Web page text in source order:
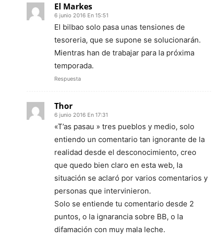
El Markes
6 junio 2016 En 15:51
El bilbao solo pasa unas tensiones de
tesoreria, que se supone se solucionarán.
Mientras han de trabajar para la próxima
temporada.
Respuesta
Thor
6 junio 2016 En 17:31
«T’as pasau » tres pueblos y medio, solo
entiendo un comentario tan ignorante de la
realidad desde el desconocimiento, creo
que quedo bien claro en esta web, la
situación se aclaró por varios comentarios y
personas que intervinieron.
Solo se entiende tu comentario desde 2
puntos, o la ignarancia sobre BB, o la
difamación con muy mala leche.